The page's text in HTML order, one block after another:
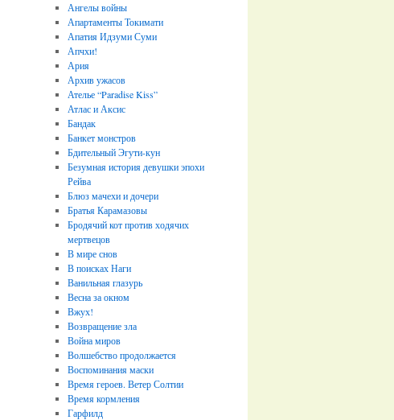
Ангелы войны
Апартаменты Токимати
Апатия Идзуми Суми
Апчхи!
Ария
Архив ужасов
Ателье “Paradise Kiss”
Атлас и Аксис
Бандак
Банкет монстров
Бдительный Эгути-кун
Безумная история девушки эпохи
Рейва
Блюз мачехи и дочери
Братья Карамазовы
Бродячий кот против ходячих
мертвецов
В мире снов
В поисках Наги
Ванильная глазурь
Весна за окном
Вжух!
Возвращение зла
Война миров
Волшебство продолжается
Воспоминания маски
Время героев. Ветер Солтии
Время кормления
Гарфилд